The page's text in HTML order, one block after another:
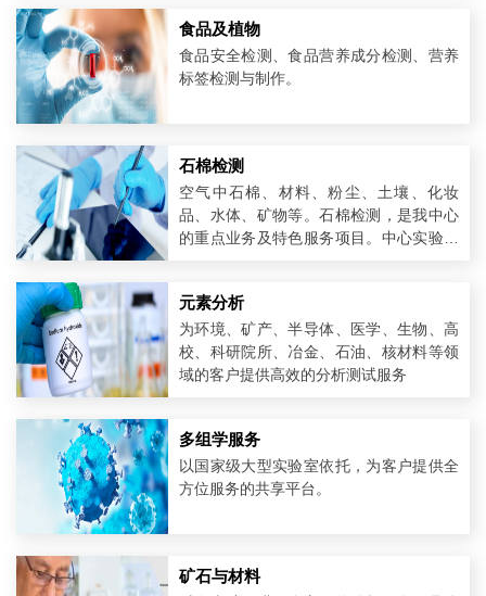
尘、噪声、放射性等。为客户提供针对环
境背景尽职调查、污染源调查、企业社会
责任符合性评价、环境工程验收评价等方
食品及植物
食品安全检测、食品营养成分检测、营养
标签检测与制作。
石棉检测
空气中石棉、材料、粉尘、土壤、化妆
品、水体、矿物等。石棉检测，是我中心
的重点业务及特色服务项目。中心实验室
实验室及美国石棉实验室资深专家的指导
和支持。我中心是国内石棉检测领域广，
检测项目齐全的专业机构。
元素分析
为环境、矿产、半导体、医学、生物、高
校、科研院所、冶金、石油、核材料等领
域的客户提供高效的分析测试服务
多组学服务
以国家级大型实验室依托，为客户提供全
方位服务的共享平台。
矿石与材料